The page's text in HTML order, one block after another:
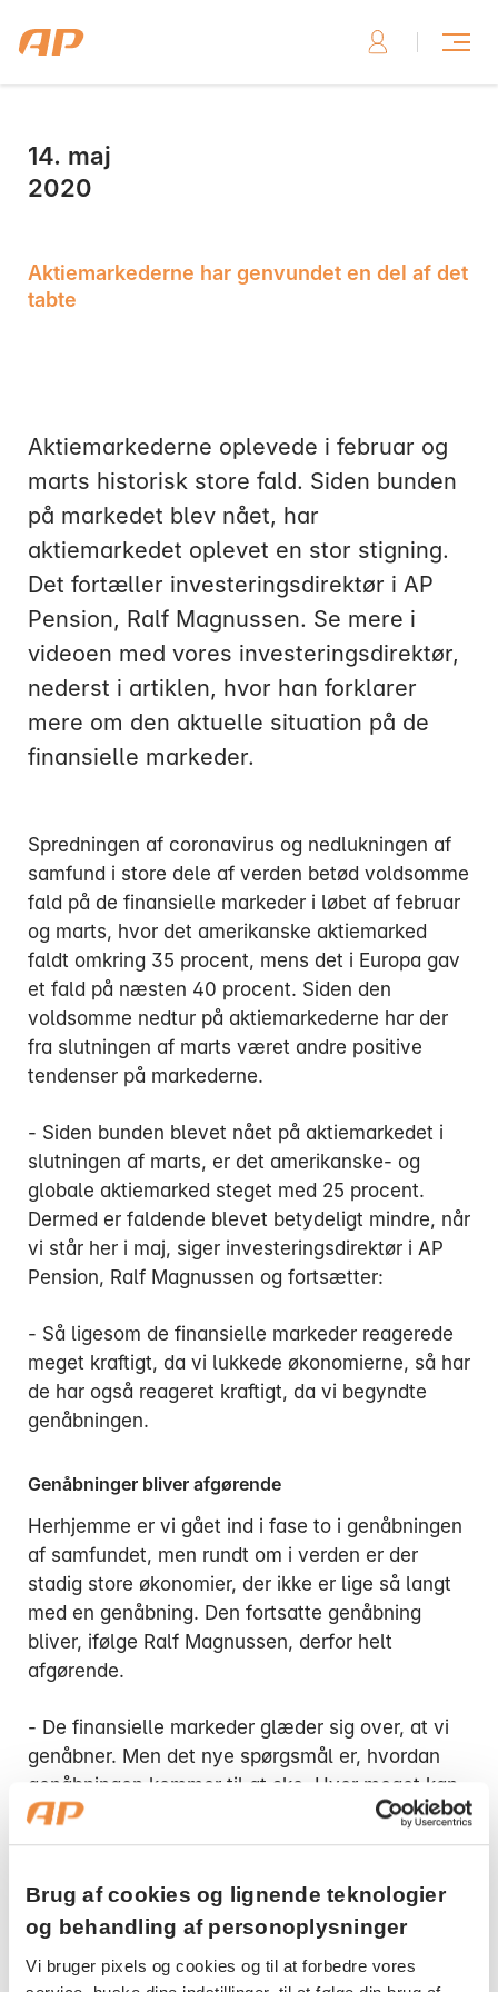
Brug af cookies og lignende teknologier
og behandling af personoplysninger
Vi bruger pixels og cookies og til at forbedre vores
14. maj
2020
Aktiemarkederne har genvundet en del af det
tabte
Aktiemarkederne oplevede i februar og
marts historisk store fald. Siden bunden
på markedet blev nået, har
aktiemarkedet oplevet en stor stigning.
Det fortæller investeringsdirektør i AP
Pension, Ralf Magnussen. Se mere i
videoen med vores investeringsdirektør,
nederst i artiklen, hvor han forklarer
mere om den aktuelle situation på de
finansielle markeder.
Spredningen af coronavirus og nedlukningen af
samfund i store dele af verden betød voldsomme
fald på de finansielle markeder i løbet af februar
og marts, hvor det amerikanske aktiemarked
faldt omkring 35 procent, mens det i Europa gav
et fald på næsten 40 procent. Siden den
voldsomme nedtur på aktiemarkederne har der
fra slutningen af marts været andre positive
tendenser på markederne.
- Siden bunden blevet nået på aktiemarkedet i
slutningen af marts, er det amerikanske- og
globale aktiemarked steget med 25 procent.
Dermed er faldende blevet betydeligt mindre, når
vi står her i maj, siger investeringsdirektør i AP
Pension, Ralf Magnussen og fortsætter:
- Så ligesom de finansielle markeder reagerede
meget kraftigt, da vi lukkede økonomierne, så har
de har også reageret kraftigt, da vi begyndte
genåbningen.
Genåbninger bliver afgørende
Herhjemme er vi gået ind i fase to i genåbningen
af samfundet, men rundt om i verden er der
stadig store økonomier, der ikke er lige så langt
med en genåbning. Den fortsatte genåbning
bliver, ifølge Ralf Magnussen, derfor helt
afgørende.
- De finansielle markeder glæder sig over, at vi
genåbner. Men det nye spørgsmål er, hvordan
genåbningen kommer til at ske. Hvor meget kan
vi åbne, og kommer forbrugerne tilbage, eller
kommer de til at være tøvende? Det kommer til
bliver på de finansielle markeder, forklarer Ralf
Magnussen.
Den aktuelle situation på de finansielle markeder
Skriv til os, hvis du har brug for hjælp
Ring til os, hvis du har brug for hjælp
Mandag:
Tirsdag:
Torsdag:
Fredag:
3916 5000